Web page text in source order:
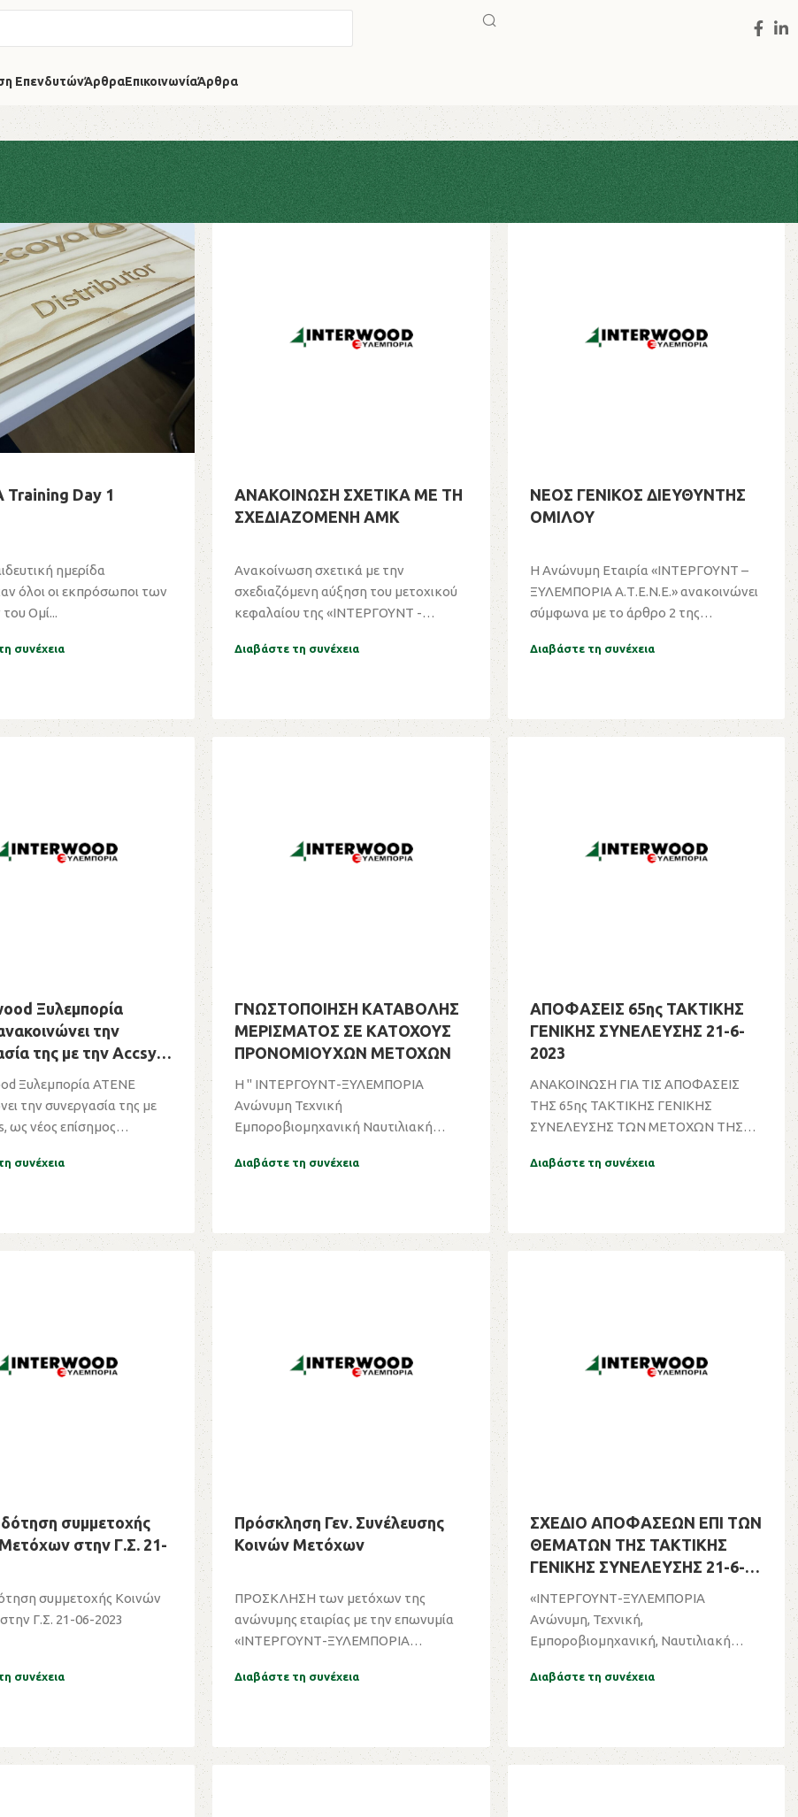
ΕπενδυτώνΆρθραΕπικοινωνίαΆρθρα
Training Day 1
ημερίδα
όλοι οι εκπρόσωποι των
Ομί...
συνέχεια
ΑΝΑΚΟΙΝΩΣΗ ΣΧΕΤΙΚΑ ΜΕ ΤΗ
ΣΧΕΔΙΑΖΟΜΕΝΗ ΑΜΚ
Ανακοίνωση σχετικά με την
σχεδιαζόμενη αύξηση του μετοχικού
κεφαλαίου της «ΙΝΤΕΡΓΟΥΝΤ -
Διαβάστε τη συνέχεια
ΝΕΟΣ ΓΕΝΙΚΟΣ ΔΙΕΥΘΥΝΤΗΣ
ΟΜΙΛΟΥ
Η Ανώνυμη Εταιρία «ΙΝΤΕΡΓΟΥΝΤ –
ΞΥΛΕΜΠΟΡΙΑ Α.Τ.Ε.Ν.Ε.» ανακοινώνει
σύμφωνα με το άρθρο 2 της
Διαβάστε τη συνέχεια
Ξυλεμπορία
την
της με την Accsys,
διανομέας
Ελλάδα.
Ξυλεμπορία ΑΤΕΝΕ
την συνεργασία της με
ως νέος επίσημος
συνέχεια
ΓΝΩΣΤΟΠΟΙΗΣΗ ΚΑΤΑΒΟΛΗΣ
ΜΕΡΙΣΜΑΤΟΣ ΣΕ ΚΑΤΟΧΟΥΣ
ΠΡΟΝΟΜΙΟΥΧΩΝ ΜΕΤΟΧΩΝ
Η " ΙΝΤΕΡΓΟΥΝΤ-ΞΥΛΕΜΠΟΡΙΑ
Ανώνυμη Τεχνική
Εμποροβιομηχανική Ναυτιλιακή
Διαβάστε τη συνέχεια
ΑΠΟΦΑΣΕΙΣ 65ης ΤΑΚΤΙΚΗΣ
ΓΕΝΙΚΗΣ ΣΥΝΕΛΕΥΣΗΣ 21-6-
2023
ΑΝΑΚΟΙΝΩΣΗ ΓΙΑ ΤΙΣ ΑΠΟΦΑΣΕΙΣ
ΤΗΣ 65ης ΤΑΚΤΙΚΗΣ ΓΕΝΙΚΗΣ
ΣΥΝΕΛΕΥΣΗΣ ΤΩΝ ΜΕΤΟΧΩΝ ΤΗΣ
Διαβάστε τη συνέχεια
συμμετοχής
στην Γ.Σ. 21-
συμμετοχής Κοινών
Γ.Σ. 21-06-2023
συνέχεια
Πρόσκληση Γεν. Συνέλευσης
Κοινών Μετόχων
ΠΡΟΣΚΛΗΣΗ των μετόχων της
ανώνυμης εταιρίας με την επωνυμία
«ΙΝΤΕΡΓΟΥΝΤ-ΞΥΛΕΜΠΟΡΙΑ
Διαβάστε τη συνέχεια
ΣΧΕΔΙΟ ΑΠΟΦΑΣΕΩΝ ΕΠΙ ΤΩΝ
ΘΕΜΑΤΩΝ ΤΗΣ ΤΑΚΤΙΚΗΣ
ΓΕΝΙΚΗΣ ΣΥΝΕΛΕΥΣΗΣ 21-6-
«ΙΝΤΕΡΓΟΥΝΤ-ΞΥΛΕΜΠΟΡΙΑ
Ανώνυμη, Τεχνική,
Εμποροβιομηχανική, Ναυτιλιακή
Διαβάστε τη συνέχεια